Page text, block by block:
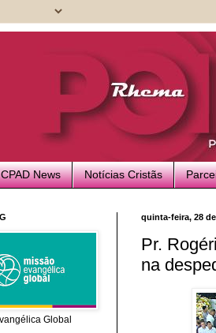
CPAD News Notícias Cristãs
quinta-feira, 28
Pr.
na
Global